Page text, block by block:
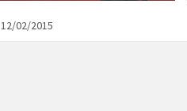
12/02/2015